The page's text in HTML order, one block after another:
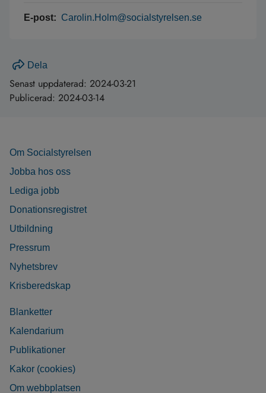
E-post: Carolin.Holm@socialstyrelsen.se
Dela
Senast uppdaterad: 2024-03-21
Publicerad: 2024-03-14
Om Socialstyrelsen
Jobba hos oss
Lediga jobb
Donationsregistret
Utbildning
Pressrum
Nyhetsbrev
Krisberedskap
Blanketter
Kalendarium
Publikationer
Kakor (cookies)
Om webbplatsen